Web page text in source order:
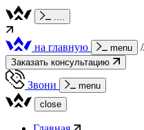
....
на главную menu
Заказать консультацию
Звони
menu
close